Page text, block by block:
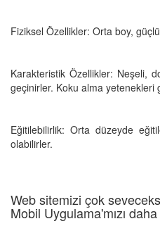
Fiziksel Özellikler: Orta boy,
Karakteristik Özellikler: Neşeli,
geçinirler. Koku alma yetenekleri
Eğitilebilirlik: Orta düzeyde
olabilirler.
Web sitemizi çok
Mobil Uygulama'mızı